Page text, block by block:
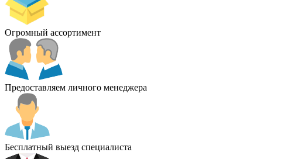
Огромный ассортимент
Предоставляем личного менеджера
Бесплатный выезд специалиста